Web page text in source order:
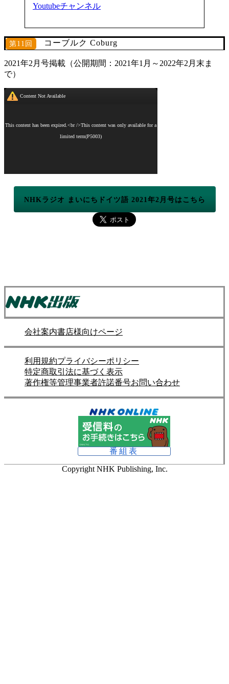
Youtubeチャンネル
第11回 コーブルク Coburg
2021年2月号掲載（公開期間：2021年1月～2022年2月末ま
で）
NHKラジオ まいにちドイツ語 2021年2月号はこちら
会社案内書店様向けページ
利用規約プライバシーポリシー
特定商取引法に基づく表示
著作権等管理事業者許諾番号お問い合わせ
番組表
Copyright NHK Publishing, Inc.